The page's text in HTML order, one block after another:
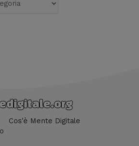
Cos'è Mente Digitale